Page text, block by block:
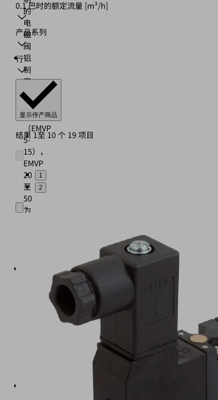
的
电
磁
阀
铝
制
壳
体
座
阀
（EMVP
5-
15），
EMVP
20
至
50
为
0.1 巴时的额定流量 [m³/h]
产品系列
行
显示停产商品
结果 1至 10 个 19 项目
1
2